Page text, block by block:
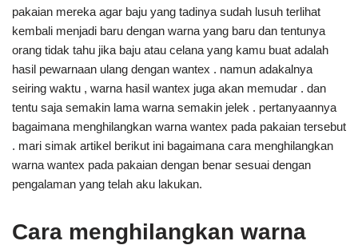
pakaian mereka agar baju yang tadinya sudah lusuh terlihat
kembali menjadi baru dengan warna yang baru dan tentunya
orang tidak tahu jika baju atau celana yang kamu buat adalah
hasil pewarnaan ulang dengan wantex . namun adakalnya
seiring waktu , warna hasil wantex juga akan memudar . dan
tentu saja semakin lama warna semakin jelek . pertanyaannya
bagaimana menghilangkan warna wantex pada pakaian tersebut
. mari simak artikel berikut ini bagaimana cara menghilangkan
warna wantex pada pakaian dengan benar sesuai dengan
pengalaman yang telah aku lakukan.
Cara menghilangkan warna